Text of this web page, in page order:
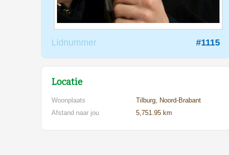
Lidnummer #1115
Locatie
Woonplaats
Tilburg, Noord-Brabant
Afstand naar jou
5,751.95 km